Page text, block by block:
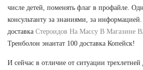
числе детей, поменять флаг в профайле.
консультанту за знаниями, за
доставка Стероидов На Массу В Магазине
Тренболон энантат 100 доставка Копейск!
И сейчас в отличие от ситуации трехлетней